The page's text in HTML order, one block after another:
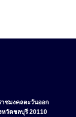
ชมงคลตะวันออก
หวัดชลบุรี 20110